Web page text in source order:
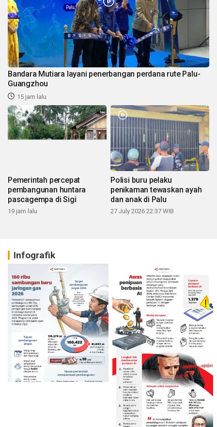
Bandara Mutiara layani penerbangan perdana rute Palu-
Guangzhou
15 jam lalu
Pemerintah percepat
pembangunan huntara
pascagempa di Sigi
19 jam lalu
Polisi buru pelaku
penikaman tewaskan ayah
dan anak di Palu
27 July 2026 22:37 WIB
Infografik